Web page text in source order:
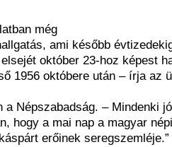
még
ami később
október 23-hoz képest
1956 októbere után – írja az
Népszabadság. – Mindenki
hogy a mai nap a magyar
erőinek seregszemléje.”